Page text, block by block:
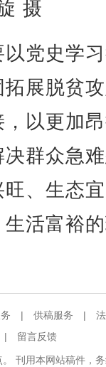
摄
党史学
展脱贫
以更加
群众急
、生态
活富裕
| 供稿服务 |
| 留言反馈
刊用本网站稿件，